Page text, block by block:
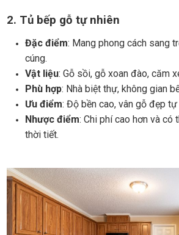
2. Tủ bếp gỗ tự nhiên
Đặc điểm: Mang phong cách sang
cúng.
Vật liệu: Gỗ sồi, gỗ xoan đào, căm
Phù hợp: Nhà biệt thự, không gian
Ưu điểm: Độ bền cao, vân gỗ đẹp tự
Nhược điểm: Chi phí cao hơn và có
thời tiết.